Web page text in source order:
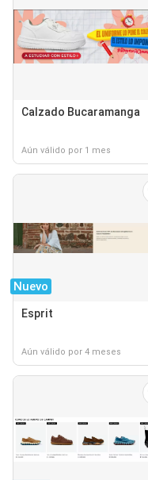
Calzado Bucaramanga
Aún válido por 1 mes
Nuevo
Esprit
Aún válido por 4 meses